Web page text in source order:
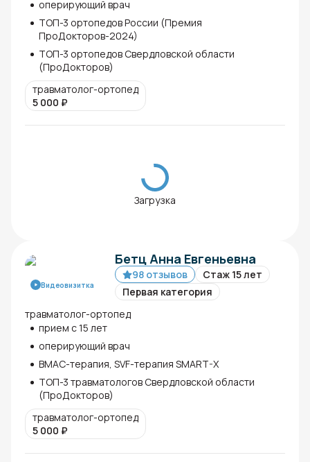
оперирующий врач
ТОП-3 ортопедов России (Премия
ПроДокторов-2024)
ТОП-3 ортопедов Свердловской области
(ПроДокторов)
травматолог-ортопед
5 000 ₽
Загрузка
Видеовизитка
Бетц Анна Евгеньевна
98 отзывов
Стаж 15 лет
Первая категория
травматолог-ортопед
прием с 15 лет
оперирующий врач
ВМАС-терапия, SVF-терапия SMART-X
ТОП-3 травматологов Свердловской области
(ПроДокторов)
травматолог-ортопед
5 000 ₽